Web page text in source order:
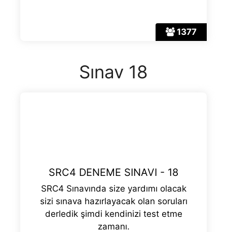
1377
Sınav 18
SRC4 DENEME SINAVI - 18
SRC4 Sınavında size yardımı olacak
sizi sınava hazırlayacak olan soruları
derledik şimdi kendinizi test etme
zamanı.